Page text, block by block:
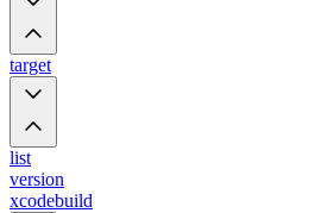
target
list
version
xcodebuild